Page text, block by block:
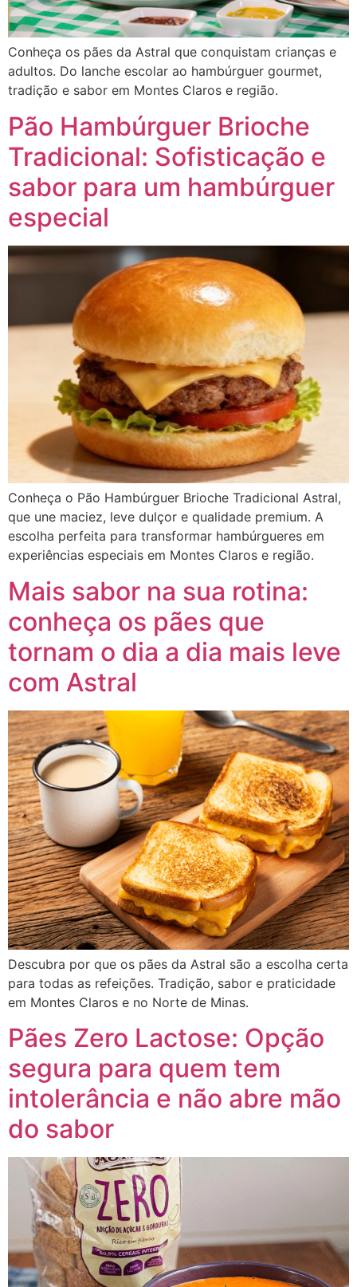
Conheça os pães da Astral que conquistam crianças e
adultos. Do lanche escolar ao hambúrguer gourmet,
tradição e sabor em Montes Claros e região.
Pão Hambúrguer Brioche
Tradicional: Sofisticação e
sabor para um hambúrguer
especial
Conheça o Pão Hambúrguer Brioche Tradicional Astral,
que une maciez, leve dulçor e qualidade premium. A
escolha perfeita para transformar hambúrgueres em
experiências especiais em Montes Claros e região.
Mais sabor na sua rotina:
conheça os pães que
tornam o dia a dia mais leve
com Astral
Descubra por que os pães da Astral são a escolha certa
para todas as refeições. Tradição, sabor e praticidade
em Montes Claros e no Norte de Minas.
Pães Zero Lactose: Opção
segura para quem tem
intolerância e não abre mão
do sabor